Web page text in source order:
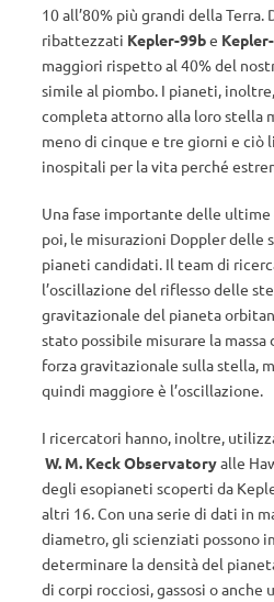
10 all’80% più grandi della Terra.
ribattezzati Kepler-99be
maggiori rispetto al 40% del
simile al piombo. I pianeti,
completa attorno alla loro stella
meno di cinque e tre giorni e ciò
inospitali per la vita perché
Una fase importante delle ultime
poi, le misurazioni Doppler delle
pianeti candidati. Il team di
l’oscillazione del riflesso delle
gravitazionale del pianeta
stato possibile misurare la
forza gravitazionale sulla stella,
quindi maggiore è l’oscillazione.
I ricercatori hanno, inoltre,
W. M. Keck Observatoryalle
degli esopianeti scoperti da
altri 16. Con una serie di dati in
diametro, gli scienziati possono
determinare la densità del
di corpi rocciosi, gassosi o anche